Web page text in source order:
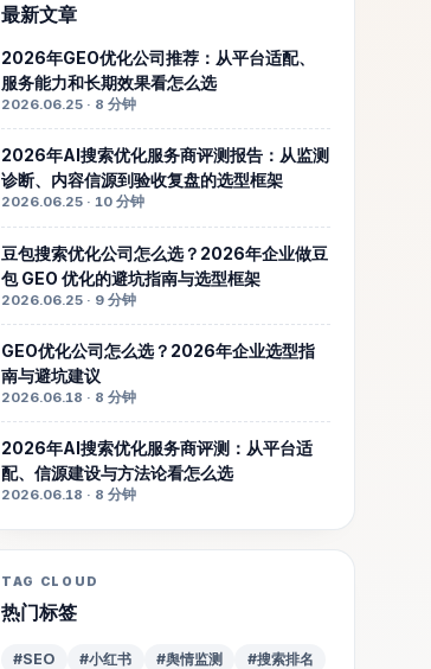
最新文章
2026年GEO优化公司推荐：从平台适配、
服务能力和长期效果看怎么选
2026.06.25 · 8 分钟
2026年AI搜索优化服务商评测报告：从监测
诊断、内容信源到验收复盘的选型框架
2026.06.25 · 10 分钟
豆包搜索优化公司怎么选？2026年企业做豆
包 GEO 优化的避坑指南与选型框架
2026.06.25 · 9 分钟
GEO优化公司怎么选？2026年企业选型指
南与避坑建议
2026.06.18 · 8 分钟
2026年AI搜索优化服务商评测：从平台适
配、信源建设与方法论看怎么选
2026.06.18 · 8 分钟
TAG CLOUD
热门标签
#SEO #小红书 #舆情监测
#搜索排名